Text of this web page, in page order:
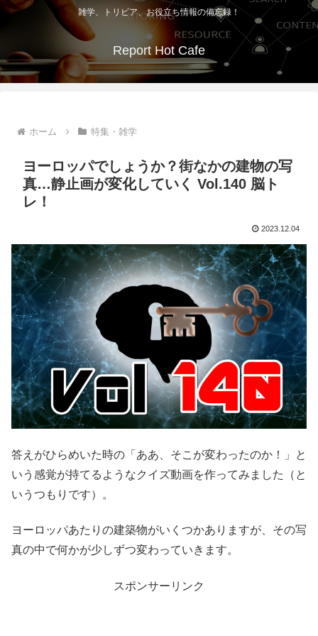
雑学、トリビア、お役立ち情報の備忘録！
Report Hot Cafe
ホーム 特集・雑学
ヨーロッパでしょうか？街なかの建物の写
真…静止画が変化していく Vol.140 脳ト
レ！
2023.12.04
答えがひらめいた時の「ああ、そこが変わったのか！」と
いう感覚が持てるようなクイズ動画を作ってみました（と
いうつもりです）。
ヨーロッパあたりの建築物がいくつかありますが、その写
真の中で何かが少しずつ変わっていきます。
スポンサーリンク